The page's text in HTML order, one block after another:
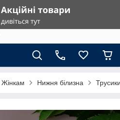
Жінкам Нижня білизна